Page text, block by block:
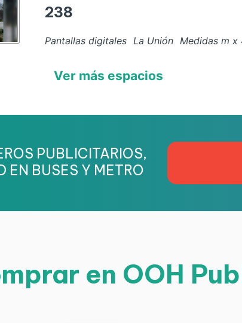
238
Pantallas digitales La Unión Medidas m x
Ver más espacios
PUBLICITARIOS,
EN BUSES Y METRO
en OOH